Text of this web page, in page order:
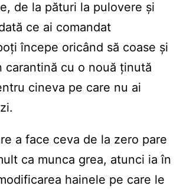
de la pături la pulovere și
ce ai comandat
începe oricând să coase și
carantină cu o nouă ținută
cineva pe care nu ai
a face ceva de la zero pare
ca munca grea, atunci ia în
hainele pe care le